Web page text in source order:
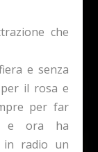
che
e senza
il rosa e
per far
e ora ha
in radio un